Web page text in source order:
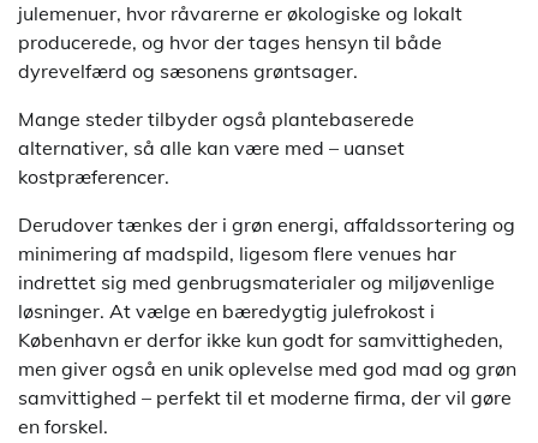
julemenuer, hvor råvarerne er økologiske og lokalt
producerede, og hvor der tages hensyn til både
dyrevelfærd og sæsonens grøntsager.
Mange steder tilbyder også plantebaserede
alternativer, så alle kan være med – uanset
kostpræferencer.
Derudover tænkes der i grøn energi, affaldssortering og
minimering af madspild, ligesom flere venues har
indrettet sig med genbrugsmaterialer og miljøvenlige
løsninger. At vælge en bæredygtig julefrokost i
København er derfor ikke kun godt for samvittigheden,
men giver også en unik oplevelse med god mad og grøn
samvittighed – perfekt til et moderne firma, der vil gøre
en forskel.